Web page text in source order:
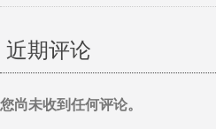
近期评论
您尚未收到任何评论。